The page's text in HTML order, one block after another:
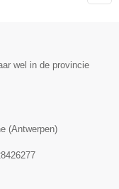
wel in de provincie
(Antwerpen)